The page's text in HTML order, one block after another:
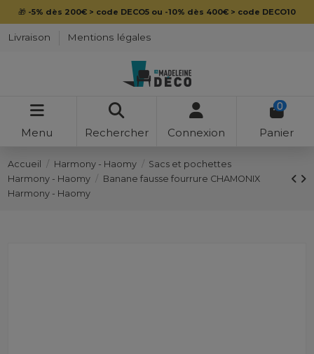
🎁 -5% dès 200€ > code DECO5 ou -10% dès 400€ > code DECO10
Livraison Mentions légales
Menu Rechercher Connexion
0
Panier
Accueil Harmony - Haomy
Sacs et pochettes
Harmony - Haomy
Banane fausse fourrure CHAMONIX
Harmony - Haomy